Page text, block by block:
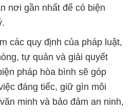
nơi gần nhất để có biện
các quy định của pháp luật,
tự quản và giải quyết
pháp hòa bình sẽ góp
đáng tiếc, giữ gìn môi
minh và bảo đảm an ninh,